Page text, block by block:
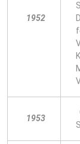
1952
1953